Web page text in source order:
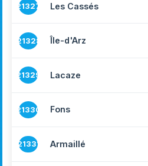
21327 Les Cassés
21328 Île-d'Arz
21329 Lacaze
21330 Fons
21331 Armaillé